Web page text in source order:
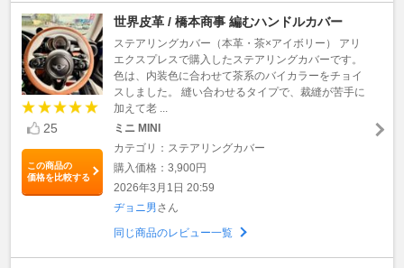
25
この商品の
価格を比較する
世界皮革 / 橋本商事 編むハンドルカバー
ステアリングカバー（本革・茶×アイボリー） アリ
エクスプレスで購入したステアリングカバーです。
色は、内装色に合わせて茶系のバイカラーをチョイ
スしました。 縫い合わせるタイプで、裁縫が苦手に
加えて老 ...
ミニ MINI
カテゴリ：ステアリングカバー
購入価格：3,900円
2026年3月1日 20:59
ヂョニ男さん
同じ商品のレビュー一覧